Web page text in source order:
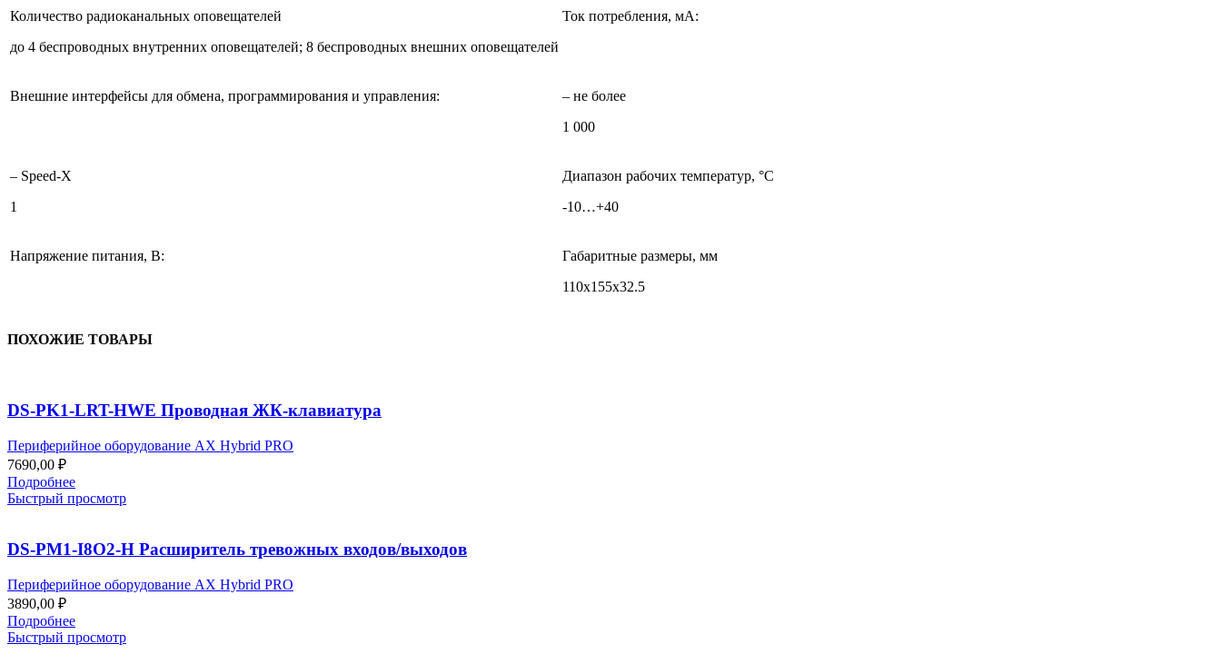
Количество радиоканальных оповещателей
до 4 беспроводных внутренних оповещателей; 8 беспроводных внешних оповещателей
Ток потребления, мА:
Внешние интерфейсы для обмена, программирования и управления:
– не более
1 000
– Speed-X
1
Диапазон рабочих температур, °С
-10…+40
Напряжение питания, B:
Габаритные размеры, мм
110х155х32.5
ПОХОЖИЕ ТОВАРЫ
DS-PK1-LRT-HWE Проводная ЖК-клавиатура
Периферийное оборудование AX Hybrid PRO
7690,00 ₽
Подробнее
Быстрый просмотр
DS-PM1-I8O2-H Расширитель тревожных входов/выходов
Периферийное оборудование AX Hybrid PRO
3890,00 ₽
Подробнее
Быстрый просмотр